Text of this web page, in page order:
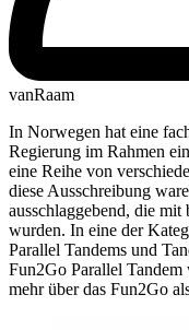
vanRaam
In Norwegen hat eine
Regierung im Rahmen
eine Reihe von
diese Ausschreibung
ausschlaggebend, die
wurden. In eine der
Parallel Tandems und
Fun2Go Parallel
mehr über das Fun2Go